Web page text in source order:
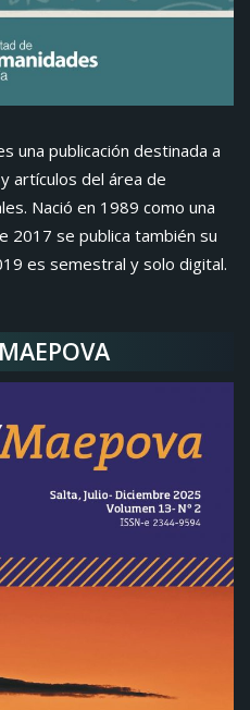
una publicación destinada a
artículos del área de
Nació en 1989 como una
2017 se publica también su
es semestral y solo digital.